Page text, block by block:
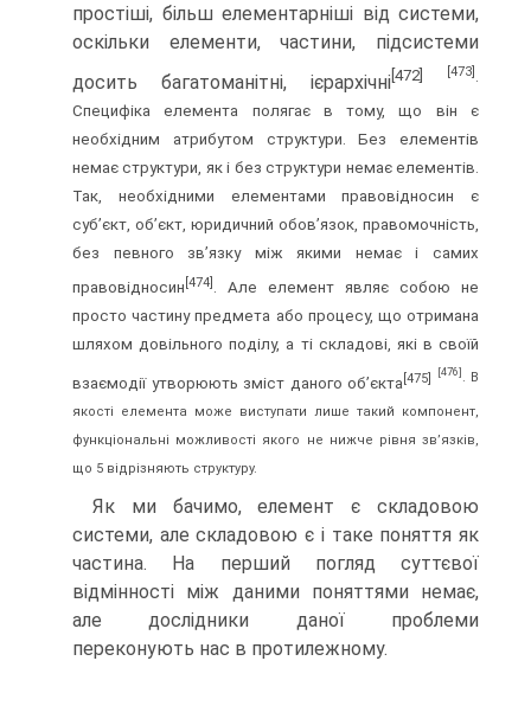
простіші, більш елементарніші від системи,
оскільки елементи, частини, підсистеми
досить багатоманітні, ієрархічні [472] [473]
Специфіка елемента полягає в тому, що він є
необхідним атрибутом структури. Без елементів
немає структури, як і без структури немає елементів.
Так, необхідними елементами правовідносин є
суб’єкт, об’єкт, юридичний обов’язок, правомочність,
без певного зв’язку між якими немає і самих
правовідносин [474]
. Але елемент являє собою не
просто частину предмета або процесу, що отримана
шляхом довільного поділу, а ті складові, які в своїй
взаємодії утворюють зміст даного об’єкта [475] [476] . В
якості елемента може виступати лише такий компонент,
функціональні можливості якого не нижче рівня зв’язків,
що 5 відрізняють структуру.
Як ми бачимо, елемент є складовою
системи, але складовою є і таке поняття як
частина. На перший погляд суттєвої
відмінності між даними поняттями немає,
але дослідники даної проблеми
переконують нас в протилежному.